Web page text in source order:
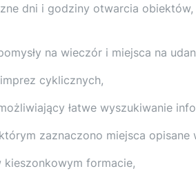
dni i godziny otwarcia
na wieczór i miejsca na
cyklicznych,
łatwe wyszukiwanie
zaznaczono miejsca opisane
kieszonkowym formacie,